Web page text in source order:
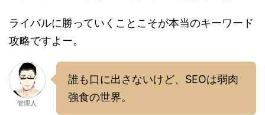
ライバルに勝っていくことこそが本当のキーワード
攻略ですよー。
管理人
誰も口に出さないけど、SEOは弱肉
強食の世界。